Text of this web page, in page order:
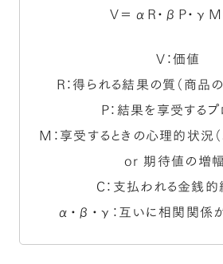
V＝αR・βP・
V：価値
R：得られる結果の質（商品
P：結果を享受するプ
M：享受するときの心理的状況
or 期待値の増幅
C：支払われる金銭的
α・β・γ：互いに相関関係